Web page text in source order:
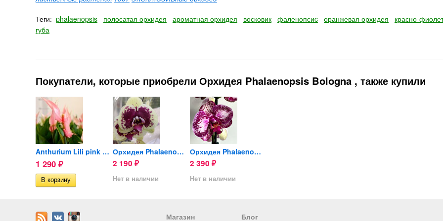
Теги: phalaenopsis полосатая орхидея ароматная орхидея восковик фаленопсиc оранжевая орхидея
красно-
губа
Покупатели, которые приобрели Орхидея Phalaenopsis Bologna , также купили
Anthurium Lili pink (отцвел)
1 290 ₽
Орхидея Phalaenopsis (отцвёл)
2 190 ₽
Нет в наличии
Орхидея Phalaenopsis (отцвёл)
2 390 ₽
Нет в наличии
Магазин Блог